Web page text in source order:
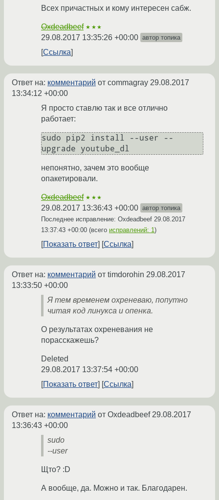
Всех причастных и кому интересен сабж.
Oxdeadbeef ★★★
29.08.2017 13:35:26 +00:00 автор топика
Ссылка
Ответ на: комментарий от commagray 29.08.2017
13:34:12 +00:00
Я просто ставлю так и все отлично
работает:
sudo pip2 install --user --
непонятно, зачем это вообще
опакетировали.
Oxdeadbeef ★★★
29.08.2017 13:36:43 +00:00 автор топика
Последнее исправление: Oxdeadbeef 29.08.2017
13:37:43 +00:00 (всего исправлений: 1)
Показать ответ Ссылка
Ответ на: комментарий от timdorohin 29.08.2017
13:33:50 +00:00
Я тем временем охреневаю, попутно
читая код линукса и опенка.
О результатах охреневания не
порасскажешь?
Deleted
29.08.2017 13:37:54 +00:00
Показать ответ
Ссылка
Ответ на: комментарий от Oxdeadbeef29.08.2017
13:36:43 +00:00
sudo
--user
Щто? :D
А вообще, да. Можно и так. Благодарен.